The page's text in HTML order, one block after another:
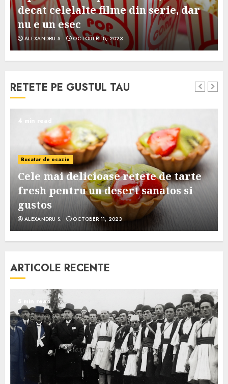
decat celelalte filme din serie, dar
nu e un esec
ALEXANDRU S. OCTOBER 18, 2023
RETETE PE GUSTUL TAU
4 min read
Bucatar de ocazie
Cele mai delicioase retete de tarte
fresh pentru un desert sanatos si
gustos
ALEXANDRU S. OCTOBER 11, 2023
ARTICOLE RECENTE
5 min read